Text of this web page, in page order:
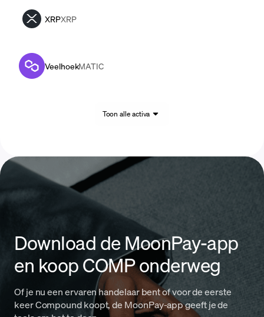
XRPXRP
VeelhoekMATIC
Toon alle activa
Download de MoonPay-app
en koop COMP onderweg
Of je nu een ervaren handelaar bent of voor de eerste
keer Compound koopt, de MoonPay-app geeft je de